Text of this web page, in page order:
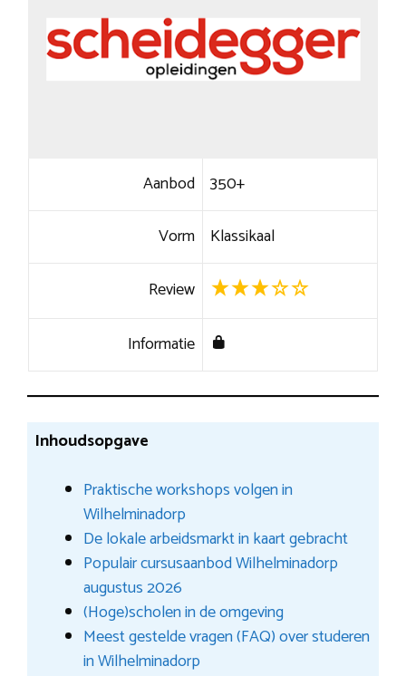
Aanbod 350+
Vorm Klassikaal
Review
Informatie
Inhoudsopgave
Praktische workshops volgen in
Wilhelminadorp
De lokale arbeidsmarkt in kaart gebracht
Populair cursusaanbod Wilhelminadorp
augustus 2026
(Hoge)scholen in de omgeving
Meest gestelde vragen (FAQ) over studeren
in Wilhelminadorp